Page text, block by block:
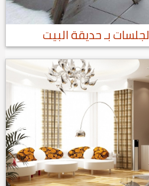
بـ حديقة البيت